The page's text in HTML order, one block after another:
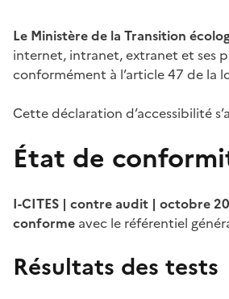
Le Ministère de la Transition
internet, intranet, extranet et ses
conformément à l’article 47 de la
Cette déclaration d’accessibilité
État de
I-CITES | contre audit | octobre
conforme avec le référentiel
Résultats des tests